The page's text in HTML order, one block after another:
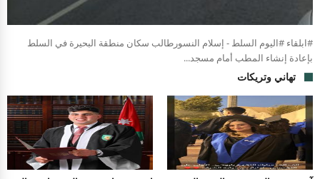
#ابلقاء #اليوم السلط - إسلام النسورطالب سكان منطقة البحيرة في السلط
بإعادة إنشاء المطب أمام مسجد...
تهاني وتريكات